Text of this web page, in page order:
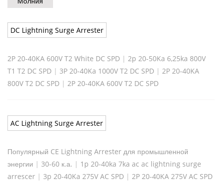
DC Lightning Surge Arrester
2P 20-40KA 600V T2 White DC SPD | 2p 20-50Ka 6,25ka 800V
T1 T2 DC SPD | 3P 20-40Ka 1000V T2 DC SPD | 2P 20-40KA
800V T2 DC SPD | 2P 20-40KA 600V T2 DC SPD
AC Lightning Surge Arrester
Популярный CE Lightning Arrester для промышленной
энергии | 30-60 к.а. | 1p 20-40ka 7ka ac ac lightning surge
arrescer | 3p 20-40Ka 275V AC SPD | 2P 20-40KA 275V AC SPD